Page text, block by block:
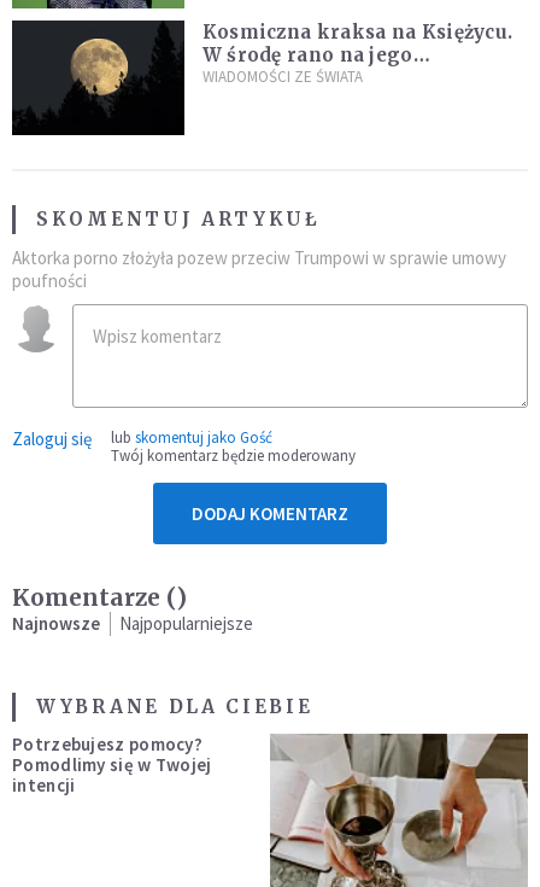
Kosmiczna kraksa na Księżycu.
W środę rano na jego
powierzchni dojdzie do
WIADOMOŚCI ZE ŚWIATA
SKOMENTUJ ARTYKUŁ
Aktorka porno złożyła pozew przeciw Trumpowi w sprawie umowy
poufności
Zaloguj się lub skomentuj jako Gość
Twój komentarz będzie moderowany
DODAJ KOMENTARZ
Komentarze ()
Najnowsze Najpopularniejsze
WYBRANE DLA CIEBIE
Potrzebujesz pomocy?
Pomodlimy się w Twojej
intencji